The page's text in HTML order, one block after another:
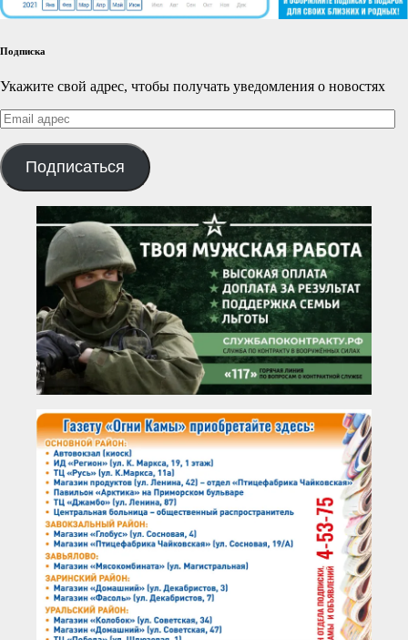
Подписка
Укажите свой адрес, чтобы получать уведомления о новостях
Email
адрес
Подписаться